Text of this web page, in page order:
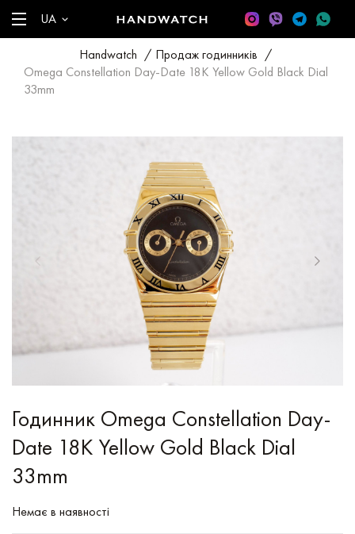
UA
Handwatch / Продаж годинників /
Omega Constellation Day-Date 18K Yellow Gold Black Dial
33mm
Годинник Omega Constellation Day-
Date 18K Yellow Gold Black Dial
33mm
Немає в наявності